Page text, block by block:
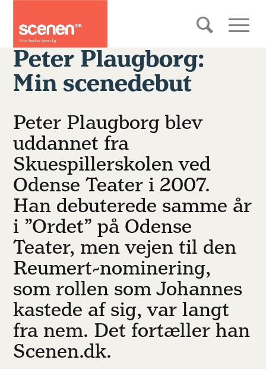
Peter Plaugborg:
Min scenedebut
Peter Plaugborg blev
uddannet fra
Skuespillerskolen ved
Odense Teater i 2007.
Han debuterede samme år
i ”Ordet” på Odense
Teater, men vejen til den
Reumert-nominering,
som rollen som Johannes
kastede af sig, var langt
fra nem. Det fortæller han
Scenen.dk.